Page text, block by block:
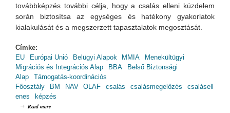
továbbképzés további célja, hogy a csalás elleni küzdelem
során biztosítsa az egységes és hatékony gyakorlatok
kialakulását és a megszerzett tapasztalatok megosztását.
Címke:
EU
Európai Unió Belügyi Alapok MMIA
Menekültügyi
Migrációs és Integrációs Alap
BBA
Belső Biztonsági
Alap
Támogatás-koordinációs
Főosztály
BM NAV OLAF csalás csalásmegelőzés
csalásell
enes
képzés
Read more